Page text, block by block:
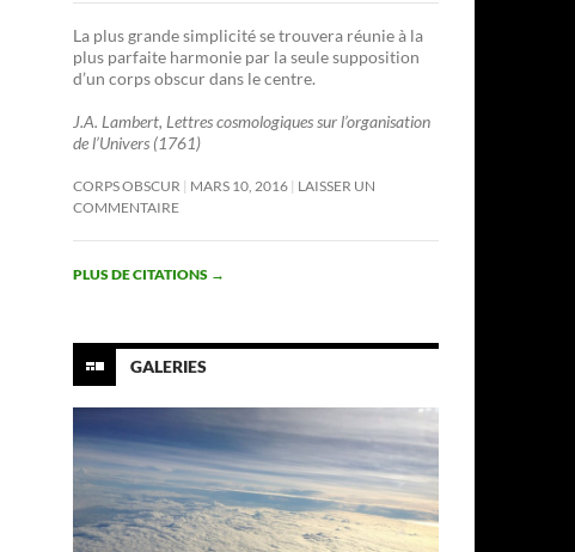
La plus grande simplicité se trouvera réunie à la
plus parfaite harmonie par la seule supposition
d’un corps obscur dans le centre.
J.A. Lambert, Lettres cosmologiques sur l’organisation
de l’Univers (1761)
CORPS OBSCUR MARS 10, 2016 LAISSER UN
COMMENTAIRE
PLUS DE CITATIONS →
GALERIES